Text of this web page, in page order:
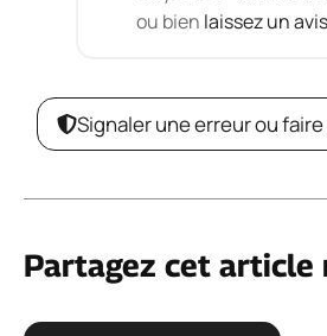
ou bien laissez un
Signaler une erreur ou
Partagez cet article